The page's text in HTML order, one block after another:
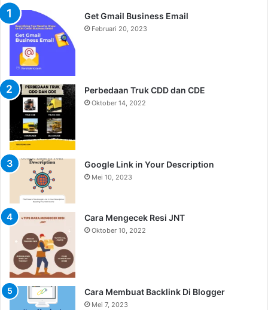
Get Gmail Business Email
Februari 20, 2023
Perbedaan Truk CDD dan CDE
Oktober 14, 2022
Google Link in Your Description
Mei 10, 2023
Cara Mengecek Resi JNT
Oktober 10, 2022
Cara Membuat Backlink Di Blogger
Mei 7, 2023